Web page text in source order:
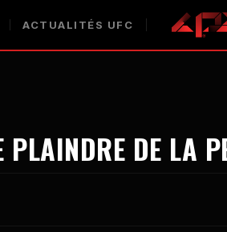
ACTUALITÉS UFC
PLAINDRE DE LA